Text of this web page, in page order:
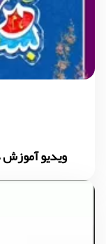
ویدیو آموزش